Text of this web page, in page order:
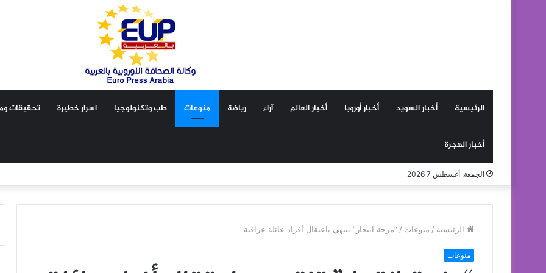
الرئيسية أخبار السويد أخبار أوروبا أخبار العالم آراء رياضة منوعات طب وتكنولوجيا اسرار خطيرة تحقيقات
أخبار الهجرة
الجمعة, أغسطس 7 2026
الرئيسية / منوعات / “مزحة انتحار” تنتهي باعتقال أفراد عائلة عراقية
منوعات